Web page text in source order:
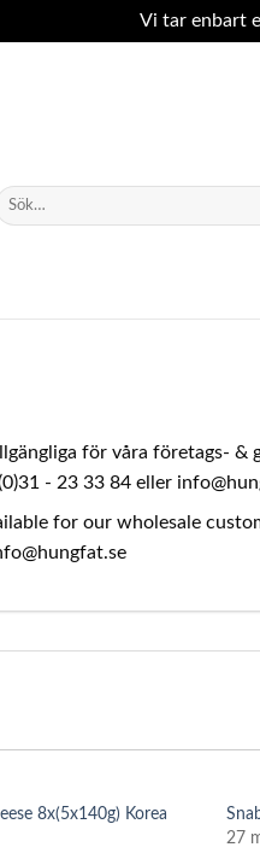
Vi tar enbart
för våra företags- &
- 23 33 84 eller
for our wholesale
8x(5x140g) Korea
27